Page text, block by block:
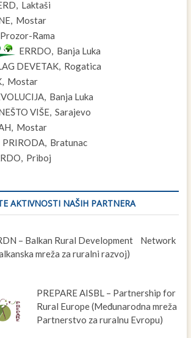
Laktaši
Mostar
Rama
ERRDO, Banja Luka
DEVETAK, Rogatica
Mostar
Banja Luka
VIŠE, Sarajevo
Mostar
PRIRODA, Bratunac
Priboj
AKTIVNOSTI NAŠIH PARTNERA
– Balkan Rural Development Network
mreža za ruralni razvoj)
PREPARE AISBL – Partnership for
Rural Europe (Međunarodna mreža
Partnerstvo za ruralnu Evropu)